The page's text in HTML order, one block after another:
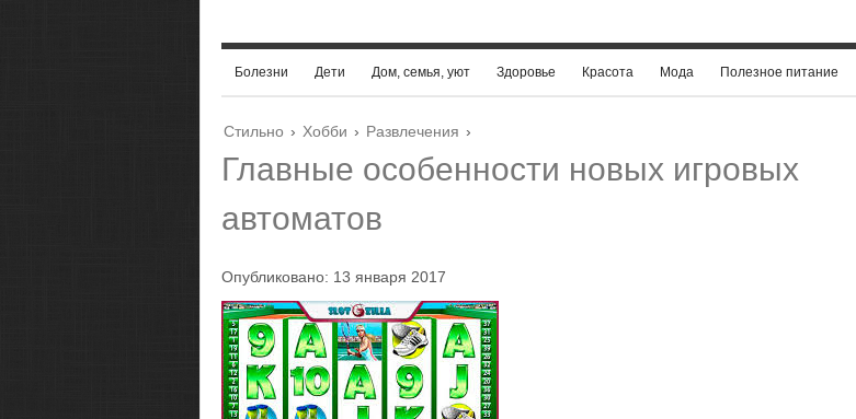
Болезни Дети Дом, семья, уют Здоровье Красота Мода Полезное питание
Стильно › Хобби › Развлечения ›
Главные особенности новых игровых
автоматов
Опубликовано: 13 января 2017